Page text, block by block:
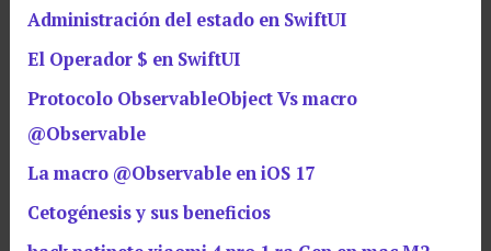
Administración del estado en SwiftUI
El Operador $ en SwiftUI
Protocolo ObservableObject Vs macro
@Observable
La macro @Observable en iOS 17
Cetogénesis y sus beneficios